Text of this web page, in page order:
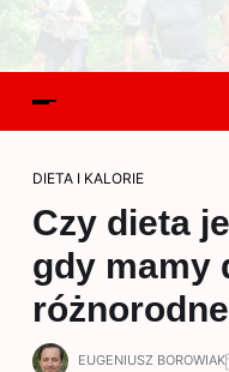
DIETA I KALORIE
Czy dieta
gdy mamy
EUGENIUSZ BOROWIAK